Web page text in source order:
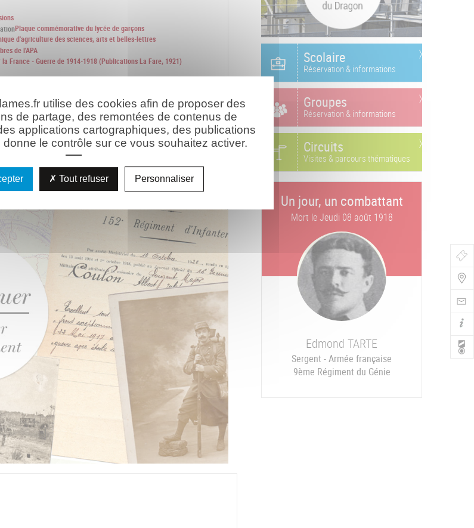
de
Plaque commémorative du lycée de garçons
d'agriculture des sciences, arts et belles-lettres
de l'APA
France - Guerre de 1914-1918 (Publications La Fare, 1921) Scolaire
Réservation & informations
Groupes
Réservation & informations
Circuits
Visites & parcours thématiques
Un jour, un combattant
Mort leJeudi 08 août 1918
Edmond TARTE
Sergent - Armée française
9ème Régiment du Génie
utilise des cookies afin de proposer des
de partage, des remontées de contenus de
applications cartographiques, des publications
le contrôle sur ce vous souhaitez activer.
Tout refuser Personnaliser